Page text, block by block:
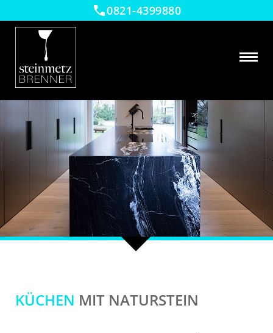
0821-4399880
KÜCHEN MIT NATURSTEIN